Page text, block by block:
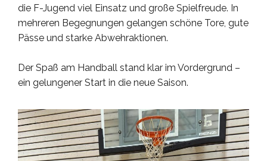
die F-Jugend viel Einsatz und große Spielfreude. In
mehreren Begegnungen gelangen schöne Tore, gute
Pässe und starke Abwehraktionen.
Der Spaß am Handball stand klar im Vordergrund –
ein gelungener Start in die neue Saison.